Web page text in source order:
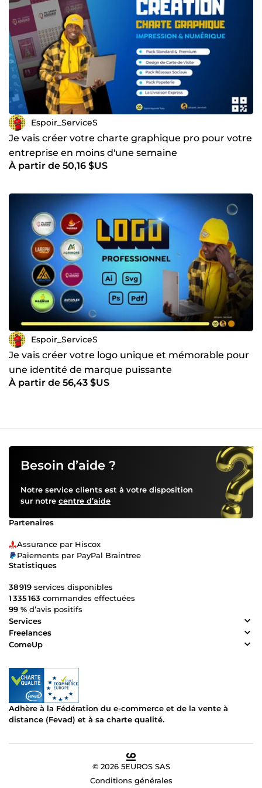
Fiabilité : Je respecte vos délais, car je sais que votre
temps est précieux. Que vous ayez besoin d'un logo
mémorable, d'une charte graphique complète ou de
supports de communication (flyers, affiches, brochures), je
suis là pour transformer vos idées en réalité visuelle. Prêt à
passer à l'étape supérieure ? Consultez mes services et
lançons votre projet dès aujourd'hui !
Espoir_ServiceS
Je vais créer votre charte graphique pro pour votre
entreprise en moins d'une semaine
À partir de 50,16 $US
Espoir_ServiceS
Je vais créer votre logo unique et mémorable pour
une identité de marque puissante
À partir de 56,43 $US
Besoin d’aide ?
Notre service clients est à votre disposition
sur notre centre d’aide
Partenaires
Assurance par Hiscox
Paiements par PayPal Braintree
Statistiques
38 919 services disponibles
1 335 163 commandes effectuées
99 % d’avis positifs
Services
Freelances
ComeUp
Adhère à la Fédération du e-commerce et de la vente à
distance (Fevad) et à sa charte qualité.
© 2026 5EUROS SAS
Conditions générales